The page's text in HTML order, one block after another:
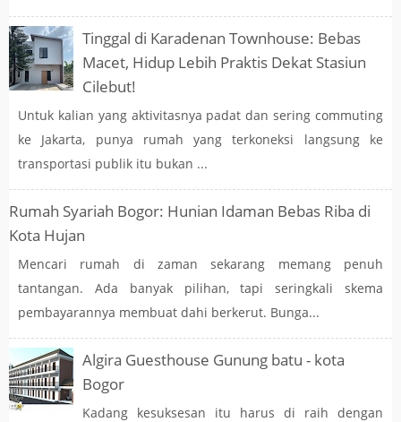
Tinggal di Karadenan Townhouse: Bebas
Macet, Hidup Lebih Praktis Dekat Stasiun
Cilebut!
Untuk kalian yang aktivitasnya padat dan sering commuting
ke Jakarta, punya rumah yang terkoneksi langsung ke
transportasi publik itu bukan ...
Rumah Syariah Bogor: Hunian Idaman Bebas Riba di
Kota Hujan
Mencari rumah di zaman sekarang memang penuh
tantangan. Ada banyak pilihan, tapi seringkali skema
pembayarannya membuat dahi berkerut. Bunga...
Algira Guesthouse Gunung batu - kota
Bogor
Kadang kesuksesan itu harus di raih dengan